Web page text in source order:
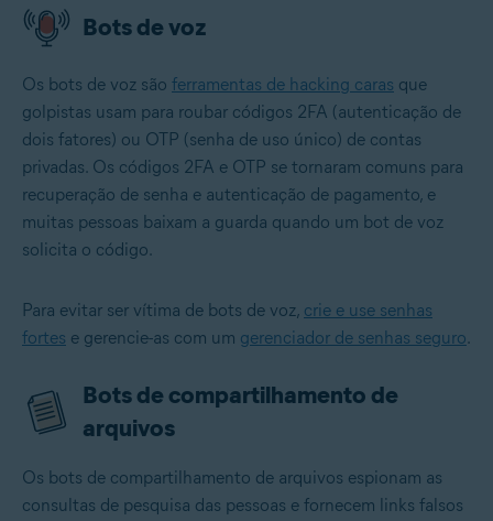
Bots de voz
Os bots de voz são ferramentas de hacking caras que
golpistas usam para roubar códigos 2FA (autenticação de
dois fatores) ou OTP (senha de uso único) de contas
privadas. Os códigos 2FA e OTP se tornaram comuns para
recuperação de senha e autenticação de pagamento, e
muitas pessoas baixam a guarda quando um bot de voz
solicita o código.
Para evitar ser vítima de bots de voz, crie e use senhas
fortes e gerencie-as com um gerenciador de senhas seguro.
Bots de compartilhamento de
arquivos
Os bots de compartilhamento de arquivos espionam as
consultas de pesquisa das pessoas e fornecem links falsos